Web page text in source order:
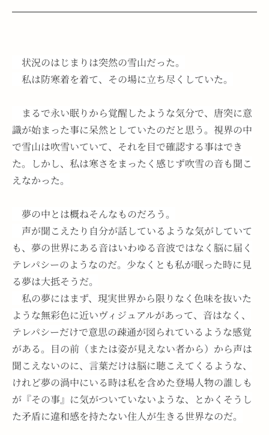
状況のはじまりは突然の雪山だった。
私は防寒着を着て、その場に立ち尽くしていた。
まるで永い眠りから覚醒したような気分で、唐突に意
識が始まった事に呆然としていたのだと思う。視界の中
で雪山は吹雪いていて、それを目で確認する事はでき
た。しかし、私は寒さをまったく感じず吹雪の音も聞こ
えなかった。
夢の中とは概ねそんなものだろう。
声が聞こえたり自分が話しているような気がしていて
も、夢の世界にある音はいわゆる音波ではなく脳に届く
テレパシーのようなのだ。少なくとも私が眠った時に見
る夢は大抵そうだ。
私の夢にはまず、現実世界から限りなく色味を抜いた
ような無彩色に近いヴィジュアルがあって、音はなく、
テレパシーだけで意思の疎通が図られているような感覚
がある。目の前（または姿が見えない者から）から声は
聞こえないのに、言葉だけは脳に聴こえてくるような、
けれど夢の渦中にいる時は私を含めた登場人物の誰しも
が『その事』に気がついていないような、とかくそうし
た矛盾に違和感を持たない住人が生きる世界なのだ。